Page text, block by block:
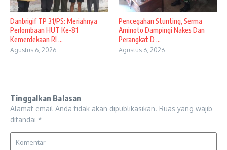
Danbrigif TP 31/PS: Meriahnya
Perlombaan HUT Ke-81
Kemerdekaan RI ...
Agustus 6, 2026
Pencegahan Stunting, Serma
Aminoto Dampingi Nakes Dan
Perangkat D ...
Agustus 6, 2026
Tinggalkan Balasan
Alamat email Anda tidak akan dipublikasikan. Ruas yang wajib
ditandai *